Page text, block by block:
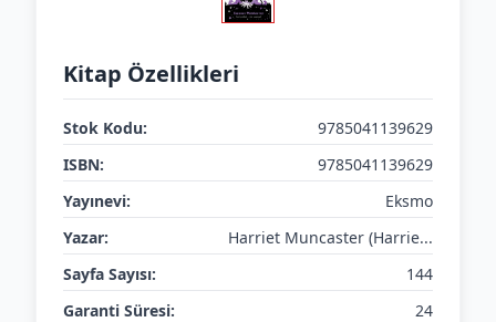
Kitap Özellikleri
Stok Kodu:
9785041139629
ISBN:
9785041139629
Yayınevi:
Eksmo
Yazar:
Harriet Muncaster (Harrie...
Sayfa Sayısı:
144
Garanti Süresi:
24